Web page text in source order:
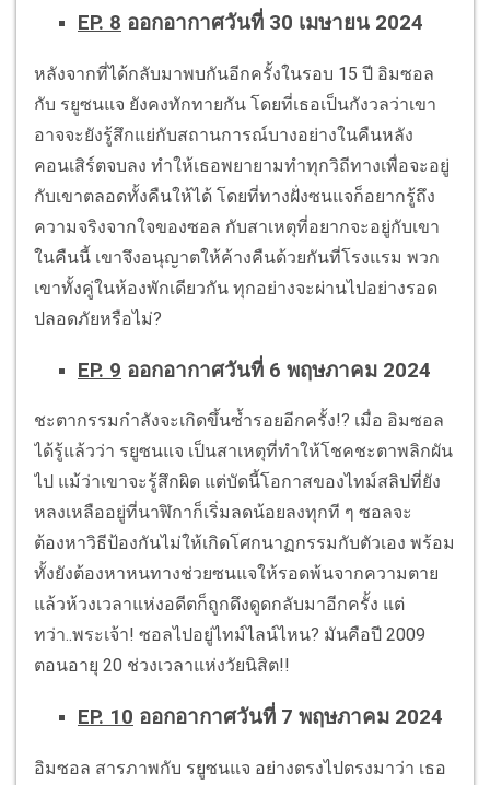
EP. 8 ออกอากาศวันที่ 30 เมษายน 2024
หลังจากที่ได้กลับมาพบกันอีกครั้งในรอบ 15 ปี อิมซอล
กับ รยูซนแจ ยังคงทักทายกัน โดยที่เธอเป็นกังวลว่าเขา
อาจจะยังรู้สึกแย่กับสถานการณ์บางอย่างในคืนหลัง
คอนเสิร์ตจบลง ทำให้เธอพยายามทำทุกวิถีทางเพื่อจะอยู่
กับเขาตลอดทั้งคืนให้ได้ โดยที่ทางฝั่งซนแจก็อยากรู้ถึง
ความจริงจากใจของซอล กับสาเหตุที่อยากจะอยู่กับเขา
ในคืนนี้ เขาจึงอนุญาตให้ค้างคืนด้วยกันที่โรงแรม พวก
เขาทั้งคู่ในห้องพักเดียวกัน ทุกอย่างจะผ่านไปอย่างรอด
ปลอดภัยหรือไม่?
EP. 9 ออกอากาศวันที่ 6 พฤษภาคม 2024
ชะตากรรมกำลังจะเกิดขึ้นซ้ำรอยอีกครั้ง!? เมื่อ อิมซอล
ได้รู้แล้วว่า รยูซนแจ เป็นสาเหตุที่ทำให้โชคชะตาพลิกผัน
ไป แม้ว่าเขาจะรู้สึกผิด แต่บัดนี้โอกาสของไทม์สลิปที่ยัง
หลงเหลืออยู่ที่นาฬิกาก็เริ่มลดน้อยลงทุกที ๆ ซอลจะ
ต้องหาวิธีป้องกันไม่ให้เกิดโศกนาฏกรรมกับตัวเอง พร้อม
ทั้งยังต้องหาหนทางช่วยซนแจให้รอดพ้นจากความตาย
แล้วห้วงเวลาแห่งอดีตก็ถูกดึงดูดกลับมาอีกครั้ง แต่
ทว่า..พระเจ้า! ซอลไปอยู่ไทม์ไลน์ไหน? มันคือปี 2009
ตอนอายุ 20 ช่วงเวลาแห่งวัยนิสิต!!
EP. 10 ออกอากาศวันที่ 7 พฤษภาคม 2024
อิมซอล สารภาพกับ รยูซนแจ อย่างตรงไปตรงมาว่า เธอ